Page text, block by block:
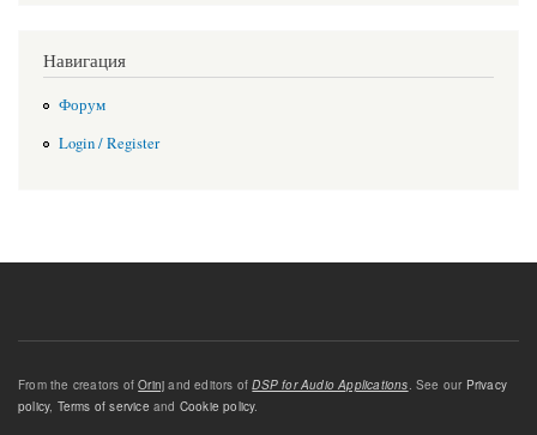
Навигация
Форум
Login / Register
From the creators ofOrinj and editors ofDSP for Audio Applications. See our Privacy
policy, Terms of service and Cookie policy.